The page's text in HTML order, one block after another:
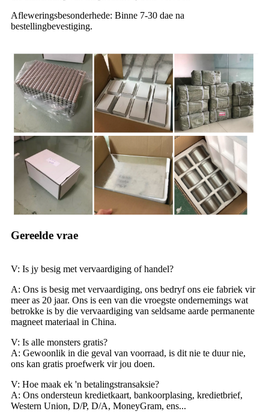
Afleweringsbesonderhede: Binne 7-30 dae na
bestellingbevestiging.
Gereelde vrae
V: Is jy besig met vervaardiging of handel?
A: Ons is besig met vervaardiging, ons bedryf ons eie fabriek vir
meer as 20 jaar. Ons is een van die vroegste ondernemings wat
betrokke is by die vervaardiging van seldsame aarde permanente
magneet materiaal in China.
V: Is alle monsters gratis?
A: Gewoonlik in die geval van voorraad, is dit nie te duur nie,
ons kan gratis proefwerk vir jou doen.
V: Hoe maak ek 'n betalingstransaksie?
A: Ons ondersteun kredietkaart, bankoorplasing, kredietbrief,
Western Union, D/P, D/A, MoneyGram, ens...